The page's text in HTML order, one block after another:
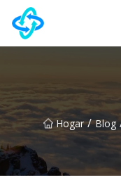
Grupo Co., Ltd
Hogar / Blog